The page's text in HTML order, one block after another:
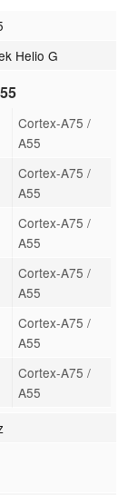
Helio G
Cortex-A75 /
A55
Cortex-A75 /
A55
Cortex-A75 /
A55
Cortex-A75 /
A55
Cortex-A75 /
A55
Cortex-A75 /
A55